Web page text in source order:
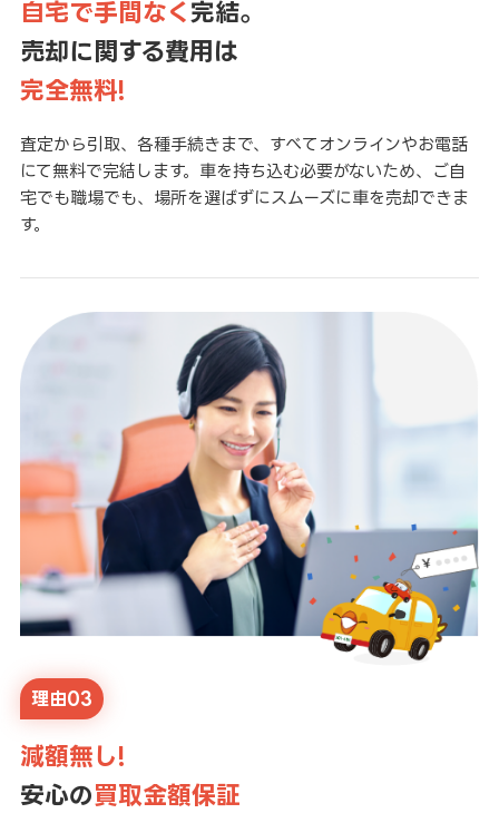
自宅で手間なく 完結。
売却に関する費用は
完全無料!
査定から引取、各種手続きまで、すべてオンラインやお電話
にて無料で完結します。車を持ち込む必要がないため、ご自
宅でも職場でも、場所を選ばずにスムーズに車を売却できま
す。
理由03
減額無し!
安心の買取金額保証